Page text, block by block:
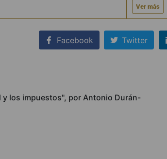
Ver más
Facebook Twitter
y los impuestos", por Antonio Durán-